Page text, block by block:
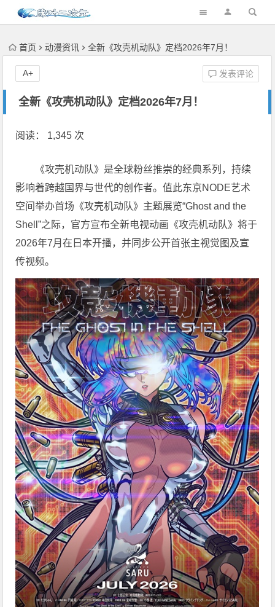
首页 动漫资讯 全新《攻壳机动队》定档2026年7月！
全新《攻壳机动队》定档2026年7月！
发表评论
A+
阅读： 1,345 次
《攻壳机动队》是全球粉丝推崇的经典系列，持续
影响着跨越国界与世代的创作者。值此东京NODE艺术
空间举办首场《攻壳机动队》主题展览“Ghost and the
Shell”之际，官方宣布全新电视动画《攻壳机动队》将于
2026年7月在日本开播，并同步公开首张主视觉图及宣
传视频。